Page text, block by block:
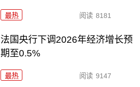
最热 阅读 8181
法国央行下调2026年经济增长预
期至0.5%
最热 阅读 9147